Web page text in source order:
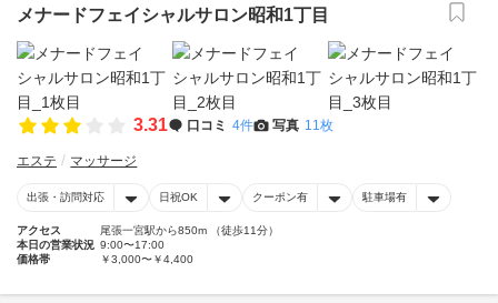
メナードフェイシャルサロン昭和1丁目
3.31 口コミ 4件 写真 11枚
エステ マッサージ
出張・訪問対応 日祝OK クーポン有 駐車場有
アクセス
尾張一宮駅から850m （徒歩11分）
本日の営業状況 9:00〜17:00
価格帯
￥3,000〜￥4,400